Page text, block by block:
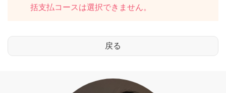
括支払コースは選択できません。